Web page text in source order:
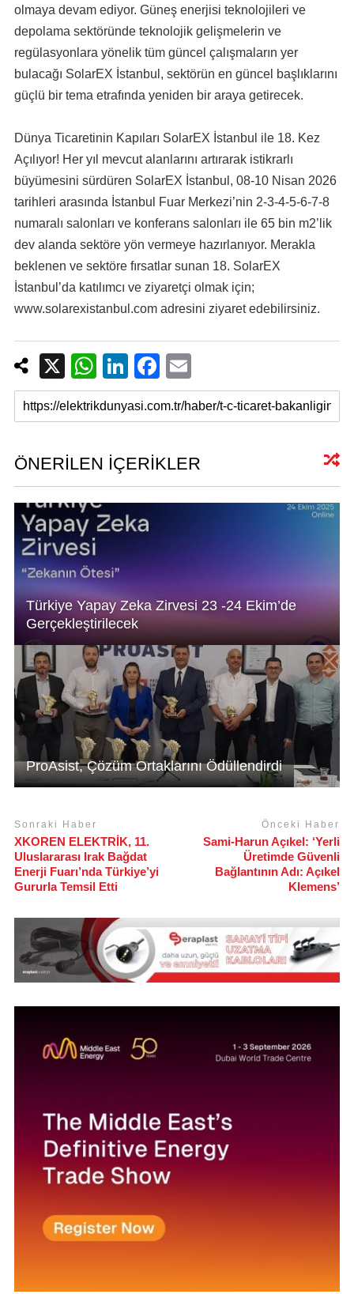
olmaya devam ediyor. Güneş enerjisi teknolojileri ve
depolama sektöründe teknolojik gelişmelerin ve
regülasyonlara yönelik tüm güncel çalışmaların yer
bulacağı SolarEX İstanbul, sektörün en güncel başlıklarını
güçlü bir tema etrafında yeniden bir araya getirecek.
Dünya Ticaretinin Kapıları SolarEX İstanbul ile 18. Kez
Açılıyor! Her yıl mevcut alanlarını artırarak istikrarlı
büyümesini sürdüren SolarEX İstanbul, 08-10 Nisan 2026
tarihleri arasında İstanbul Fuar Merkezi’nin 2-3-4-5-6-7-8
numaralı salonları ve konferans salonları ile 65 bin m2’lik
dev alanda sektöre yön vermeye hazırlanıyor. Merakla
beklenen ve sektöre fırsatlar sunan 18. SolarEX
İstanbul’da katılımcı ve ziyaretçi olmak için;
www.solarexistanbul.com adresini ziyaret edebilirsiniz.
X
W
h
at
A
p
p
Li
n
k
dI
n
F
a
c
b
o
m
ail
ÖNERİLEN İÇERİKLER
Türkiye Yapay Zeka Zirvesi 23 -24 Ekim’de
Gerçekleştirilecek
ProAsist, Çözüm Ortaklarını Ödüllendirdi
Sonraki Haber
XKOREN ELEKTRİK, 11.
Uluslararası Irak Bağdat
Enerji Fuarı’nda Türkiye’yi
Gururla Temsil Etti
Önceki Haber
Sami-Harun Açıkel: ‘Yerli
Üretimde Güvenli
Bağlantının Adı: Açıkel
Klemens’